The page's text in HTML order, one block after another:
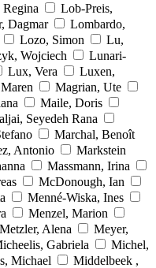
Lob-Preis,
Dagmar
Lombardo,
Lozo, Simon
Lu,
Wojciech
Lunari-
Lux, Vera
Luxen,
Magrian, Ute
Maile, Doris
Seyedeh Rana
Marchal, Benoît
Antonio
Markstein
Massmann, Irina
McDonough, Ian
Menné-Wiska, Ines
Menzel, Marion
Metzler, Alena
Meyer,
Gabriela
Michel,
Michael
Middelbeek ,